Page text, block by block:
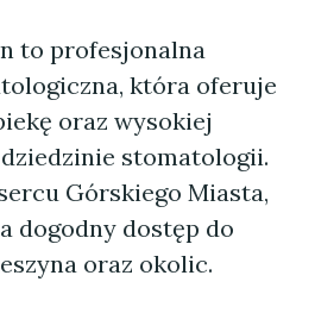
to profesjonalna
która oferuje
oraz wysokiej
stomatologii.
Górskiego Miasta,
dogodny dostęp do
oraz okolic.